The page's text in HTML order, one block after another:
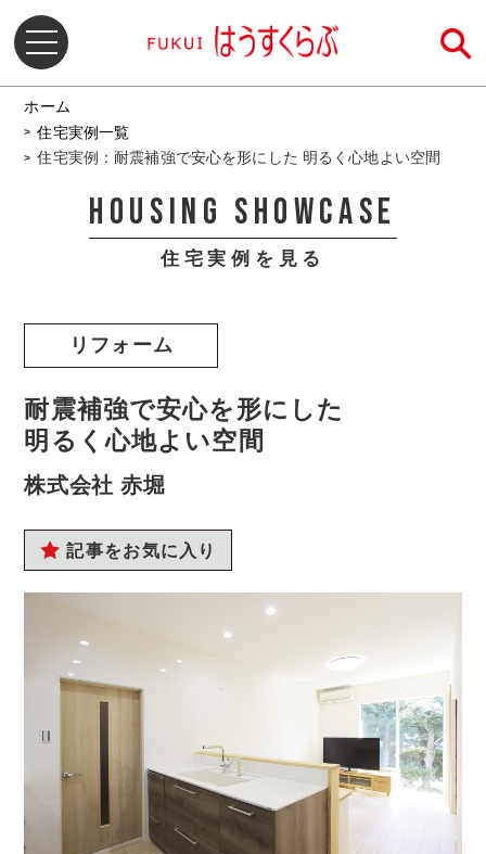
ホーム
住宅実例一覧
住宅実例：耐震補強で安心を形にした 明るく心地よい空間
HOUSING SHOWCASE
住宅実例を見る
リフォーム
耐震補強で安心を形にした
明るく心地よい空間
株式会社 赤堀
記事をお気に入り